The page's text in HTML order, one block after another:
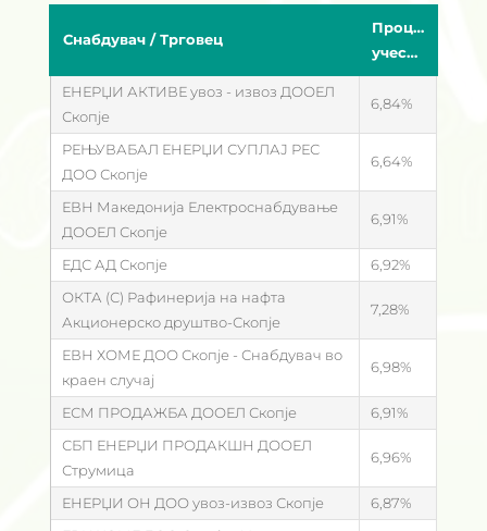
Снабдувач / Трговец
Процентуално
учество
ЕНЕРЏИ АКТИВЕ увоз - извоз ДООЕЛ
Скопје
6,84
РЕЊУВАБАЛ ЕНЕРЏИ СУПЛАЈ РЕС
ДОО Скопје
6,64
ЕВН Македонија Електроснабдување
ДООЕЛ Скопје
6,91
ЕДС АД Скопје
6,92
ОКТА (С) Рафинерија на нафта
Акционерско друштво-Скопје
7,28
ЕВН ХОМЕ ДОО Скопје - Снабдувач во
краен случај
6,98
ЕСМ ПРОДАЖБА ДООЕЛ Скопје
6,91
СБП ЕНЕРЏИ ПРОДАКШН ДООЕЛ
Струмица
6,96
ЕНЕРЏИ ОН ДОО увоз-извоз Скопје
6,87